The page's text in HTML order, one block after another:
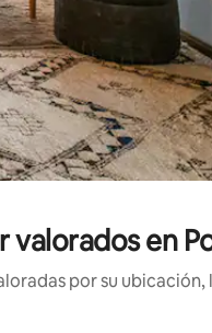
en
por su